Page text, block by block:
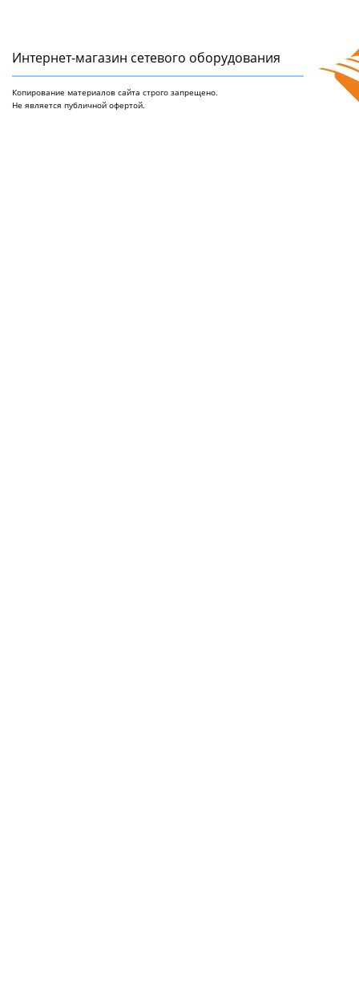
Интернет-магазин сетeвого оборудования
Копирование материалов сайта строго запрещено.
Не является публичной офертой.